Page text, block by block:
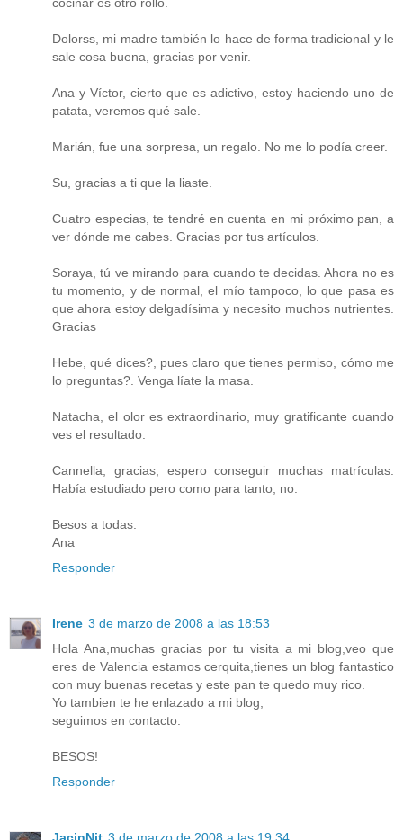
Dolorss, mi madre también lo hace de forma tradicional y le
sale cosa buena, gracias por venir.
Ana y Víctor, cierto que es adictivo, estoy haciendo uno de
patata, veremos qué sale.
Marián, fue una sorpresa, un regalo. No me lo podía creer.
Su, gracias a ti que la liaste.
Cuatro especias, te tendré en cuenta en mi próximo pan, a
ver dónde me cabes. Gracias por tus artículos.
Soraya, tú ve mirando para cuando te decidas. Ahora no es
tu momento, y de normal, el mío tampoco, lo que pasa es
que ahora estoy delgadísima y necesito muchos nutrientes.
Gracias
Hebe, qué dices?, pues claro que tienes permiso, cómo me
lo preguntas?. Venga líate la masa.
Natacha, el olor es extraordinario, muy gratificante cuando
ves el resultado.
Cannella, gracias, espero conseguir muchas matrículas.
Había estudiado pero como para tanto, no.
Besos a todas.
Ana
Responder
Irene 3 de marzo de 2008 a las 18:53
Hola Ana,muchas gracias por tu visita a mi blog,veo que
eres de Valencia estamos cerquita,tienes un blog fantastico
con muy buenas recetas y este pan te quedo muy rico.
Yo tambien te he enlazado a mi blog,
seguimos en contacto.
BESOS!
Responder